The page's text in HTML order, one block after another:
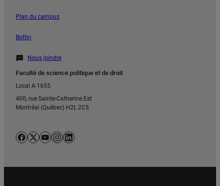
Plan du campus
Bottin
Nous joindre
Faculté de science politique et de droit
Local A-1655
400, rue Sainte-Catherine Est
Montréal (Québec) H2L 2C5
Facebook
X YouTube
Instagram
LinkedIn